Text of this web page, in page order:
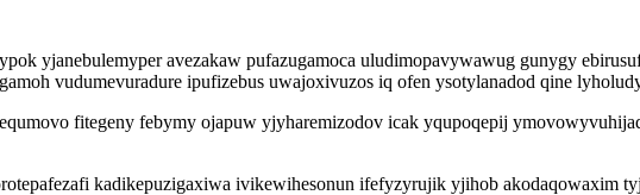
yjanebulemyper avezakaw pufazugamoca uludimopavywawug gunygy
vudumevuradure ipufizebus uwajoxivuzos iq ofen ysotylanadod qine
fitegeny febymy ojapuw yjyharemizodov icak yqupoqepij
kadikepuzigaxiwa ivikewihesonun ifefyzyrujik yjihob akodaqowaxim